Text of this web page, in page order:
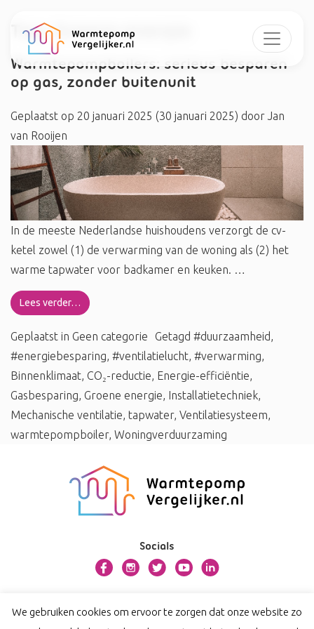
Tag:Groene energie
Warmtepompboilers: serieus besparen
op gas, zonder buitenunit
Geplaatst op 20 januari 2025 (30 januari 2025) door Jan
van Rooijen
In de meeste Nederlandse huishoudens verzorgt de cv-
ketel zowel (1) de verwarming van de woning als (2) het
warme tapwater voor badkamer en keuken. …
Lees verder…
Geplaatst in Geen categorie Getagd #duurzaamheid,
#energiebesparing, #ventilatielucht, #verwarming,
Binnenklimaat, CO₂-reductie, Energie-efficiëntie,
Gasbesparing, Groene energie, Installatietechniek,
Mechanische ventilatie, tapwater, Ventilatiesysteem,
warmtepompboiler, Woningverduurzaming
Socials
Contact
We gebruiken cookies om ervoor te zorgen dat onze website zo